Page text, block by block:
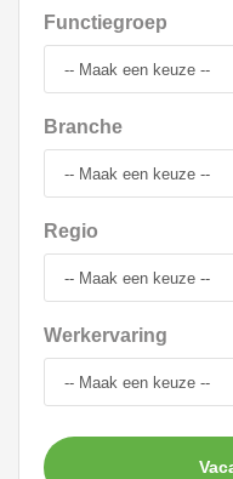
Functiegroep
Branche
Regio
Werkervaring